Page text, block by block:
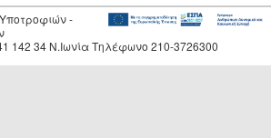
-
142 34 Ν.Ιωνία Τηλέφωνο 210-3726300